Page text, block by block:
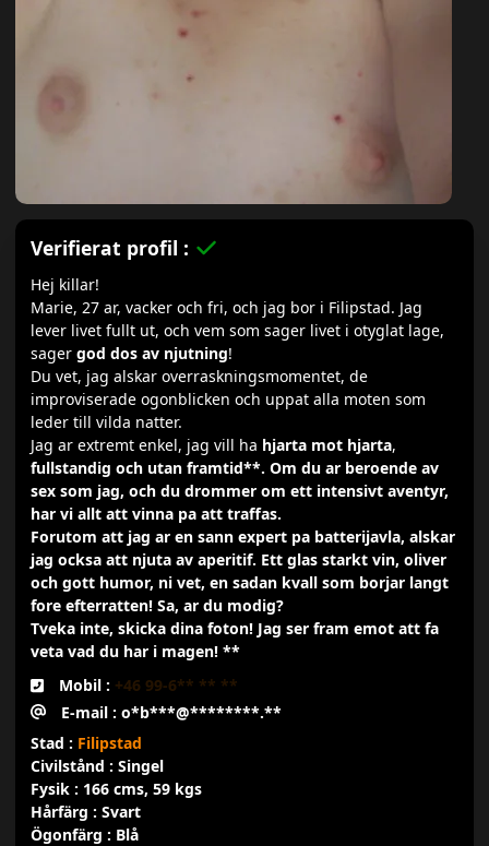
Verifierat profil :
Hej killar!
Marie, 27 ar, vacker och fri, och jag bor i Filipstad. Jag
lever livet fullt ut, och vem som sager livet i otyglat lage,
sager god dos av njutning!
Du vet, jag alskar overraskningsmomentet, de
improviserade ogonblicken och uppat alla moten som
leder till vilda natter.
Jag ar extremt enkel, jag vill ha hjarta mot hjarta,
fullstandig och utan framtid**. Om du ar beroende av
sex som jag, och du drommer om ett intensivt aventyr,
har vi allt att vinna pa att traffas.
Forutom att jag ar en sann expert pa batterijavla, alskar
jag ocksa att njuta av aperitif. Ett glas starkt vin, oliver
och gott humor, ni vet, en sadan kvall som borjar langt
fore efterratten! Sa, ar du modig?
Tveka inte, skicka dina foton! Jag ser fram emot att fa
veta vad du har i magen! **
Mobil : +46 99-6** ** **
E-mail : o*b***@********.**
Stad : Filipstad
Civilstånd : Singel
Fysik : 166 cms, 59 kgs
Hårfärg : Svart
Ögonfärg : Blå